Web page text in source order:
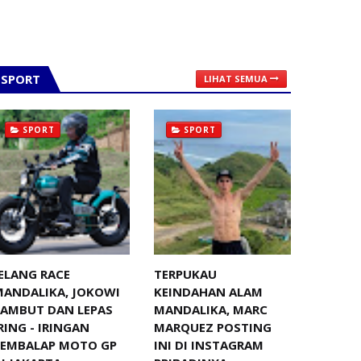
SPORT LIHAT SEMUA
SPORT
RACE
JOKOWI
DAN LEPAS
- IRINGAN
MOTO GP
SPORT
TERPUKAU
KEINDAHAN ALAM
MANDALIKA, MARC
MARQUEZ POSTING
INI DI INSTAGRAM